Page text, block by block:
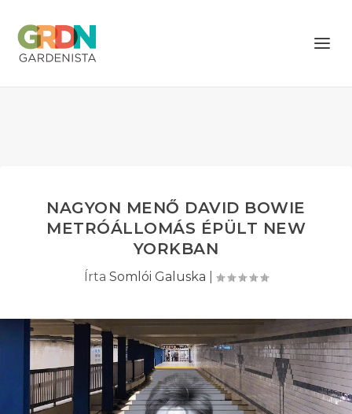
NAGYON MENŐ DAVID BOWIE
METRÓÁLLOMÁS ÉPÜLT NEW
YORKBAN
Írta Somlói Galuska